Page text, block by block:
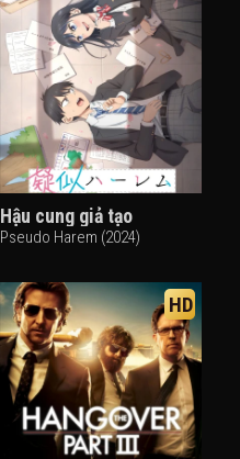
Hậu cung giả tạo
Pseudo Harem (2024)
HD